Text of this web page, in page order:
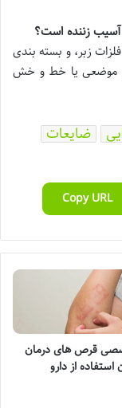
آسیب زننده است؟
زبر، و بسته بندی
موضعی یا خط و خش
ضایعات
Copy URL
قرص های درمان
استفاده از دارو